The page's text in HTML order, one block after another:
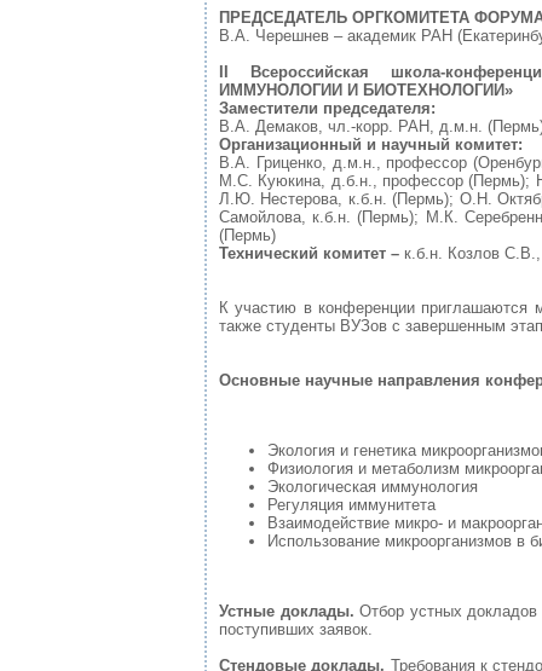
ПРЕДСЕДАТЕЛЬ ОРГКОМИТЕТА
В.А. Черешнев – академик РАН
Всероссийская школа-
ИММУНОЛОГИИ И БИОТЕХНОЛОГИИ»
Заместители председателя:
В.А. Демаков, чл.-корр. РАН, д.м.н.
Организационный и научный комитет:
В.А. Гриценко, д.м.н., профессор
М.С. Куюкина, д.б.н., профессор (Пермь);
Л.Ю. Нестерова, к.б.н. (Пермь); О.Н.
Самойлова, к.б.н. (Пермь); М.К.
(Пермь)
Технический комитет – к.б.н. Козлов
К участию в конференции приглашаются
также студенты ВУЗов с завершенным
Основные научные направления
Экология и генетика
Физиология и метаболизм
Экологическая иммунология
Регуляция иммунитета
Взаимодействие микро- и
Использование микроорганизмов в
Устные доклады. Отбор устных докладов
поступивших заявок.
Стендовые доклады. Требования к